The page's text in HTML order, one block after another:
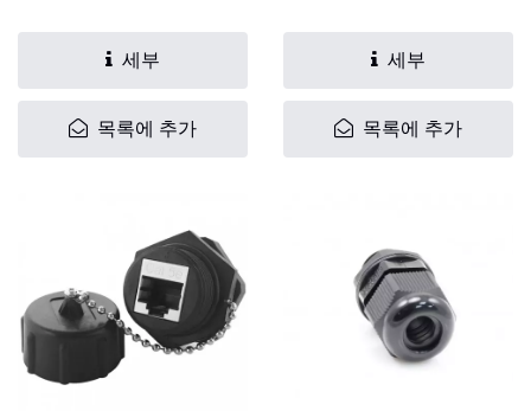
세부
목록에 추가
세부
목록에 추가